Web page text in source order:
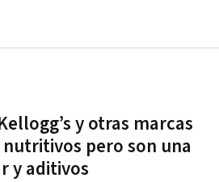
y otras marcas
pero son una
y aditivos